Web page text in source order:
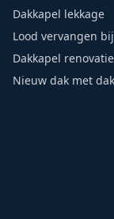
Dakkapel lekkage
Lood vervangen
Dakkapel
Nieuw dak met